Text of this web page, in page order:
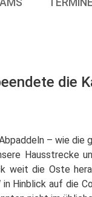
TERMINE
die
– wie die
Hausstrecke
weit die Oste
Hinblick auf die